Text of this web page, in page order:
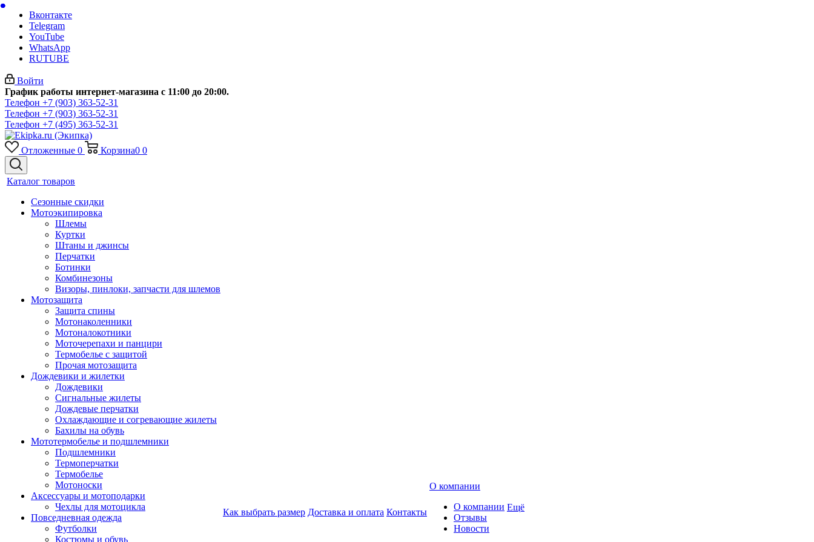
Вконтакте
Telegram
YouTube
WhatsApp
RUTUBE
Войти
График работы интернет-магазина с 11:00 до 20:00.
Телефон +7 (903) 363-52-31
Телефон +7 (903) 363-52-31
Телефон +7 (495) 363-52-31
Отложенные 0 Корзина0 0
Каталог товаров
Сезонные скидки
Мотоэкипировка
Шлемы
Куртки
Штаны и джинсы
Перчатки
Ботинки
Комбинезоны
Визоры, пинлоки, запчасти для шлемов
Мотозащита
Защита спины
Мотонаколенники
Мотоналокотники
Моточерепахи и панцири
Термобелье с защитой
Прочая мотозащита
Дождевики и жилетки
Дождевики
Сигнальные жилеты
Дождевые перчатки
Охлаждающие и согревающие жилеты
Бахилы на обувь
Мототермобелье и подшлемники
Подшлемники
Термоперчатки
Термобелье
Мотоноски
Аксессуары и мотоподарки
Чехлы для мотоцикла
Повседневная одежда
Футболки
Костюмы и обувь
Как выбрать размер Доставка и оплата Контакты
О компании
О компании
Отзывы
Новости
Ещё